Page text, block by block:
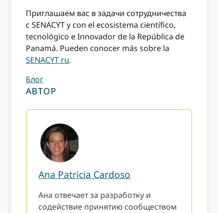
Приглашаем вас в задачи сотрудничества
с SENACYT y con el ecosistema científico,
tecnológico e Innovador de la República de
Panamá. Pueden conocer más sobre la
SENACYT ru.
Блог
АВТОР
Ana Patricia Cardoso
Ана отвечает за разработку и
содействие принятию сообществом